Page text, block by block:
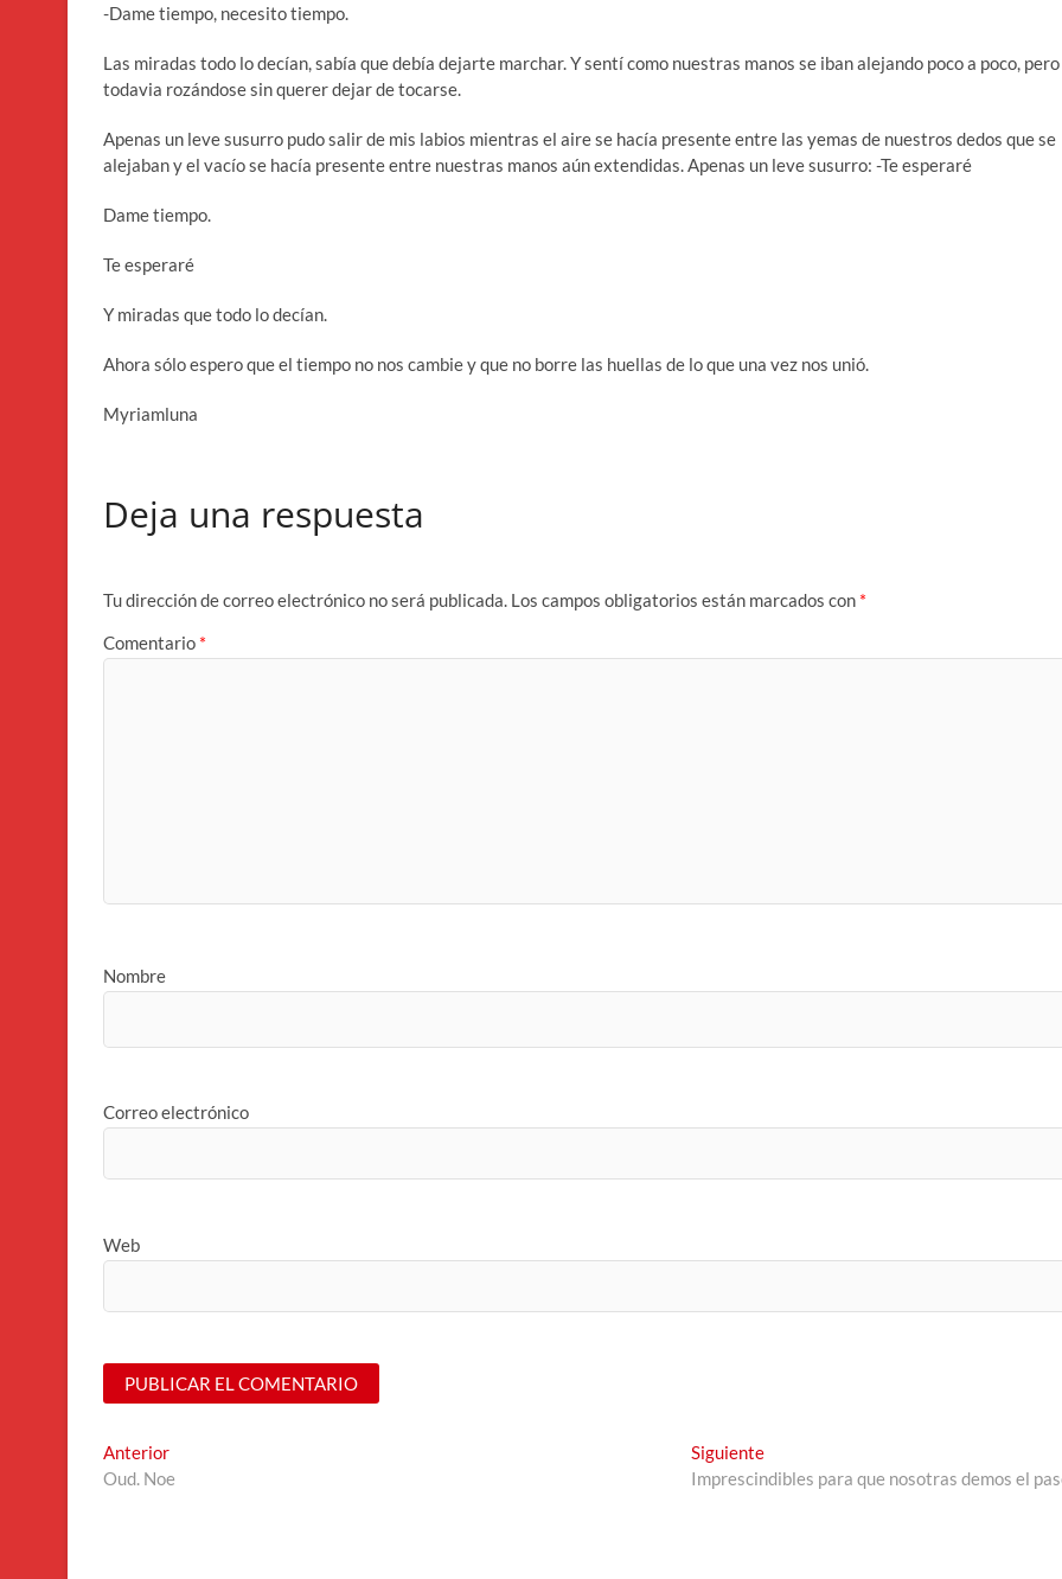
-Dame tiempo, necesito tiempo.
Las miradas todo lo decían, sabía que debía dejarte marchar. Y sentí como nuestras manos se iban alejando poco a poco, pero
todavia rozándose sin querer dejar de tocarse.
Apenas un leve susurro pudo salir de mis labios mientras el aire se hacía presente entre las yemas de nuestros dedos que se
alejaban y el vacío se hacía presente entre nuestras manos aún extendidas. Apenas un leve susurro: -Te esperaré
Dame tiempo.
Te esperaré
Y miradas que todo lo decían.
Ahora sólo espero que el tiempo no nos cambie y que no borre las huellas de lo que una vez nos unió.
Myriamluna
Deja una respuesta
Tu dirección de correo electrónico no será publicada. Los campos obligatorios están marcados con *
Comentario *
Nombre
Correo electrónico
Web
Navegación
de
AnteriorEntrada
anterior:
Oud. Noe
SiguienteEntrada
siguiente:
Imprescindibles para que nosotras demos el